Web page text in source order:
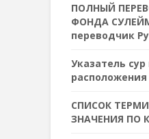
ПОЛНЫЙ
ФОНДА
переводчик
Указатель
расположения
СПИСОК
ЗНАЧЕНИЯ ПО